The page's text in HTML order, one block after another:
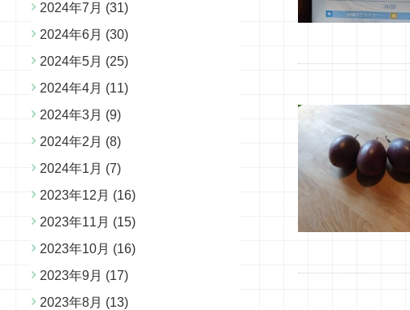
2024年7月 (31)
2024年6月 (30)
2024年5月 (25)
2024年4月 (11)
2024年3月 (9)
2024年2月 (8)
2024年1月 (7)
2023年12月 (16)
2023年11月 (15)
2023年10月 (16)
2023年9月 (17)
2023年8月 (13)